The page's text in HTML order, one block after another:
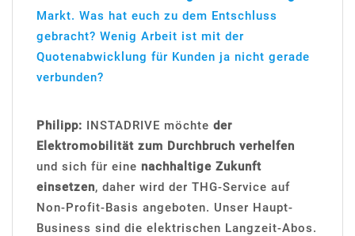
Markt. Was hat euch zu dem Entschluss
gebracht? Wenig Arbeit ist mit der
Quotenabwicklung für Kunden ja nicht gerade
verbunden?
Philipp: INSTADRIVE möchte der
Elektromobilität zum Durchbruch verhelfen
und sich für eine nachhaltige Zukunft
einsetzen, daher wird der THG-Service auf
Non-Profit-Basis angeboten. Unser Haupt-
Business sind die elektrischen Langzeit-Abos.